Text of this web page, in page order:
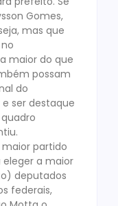
Gomes,
mas que
maior do que
possam
do
ser destaque
maior partido
eleger a maior
deputados
federais,